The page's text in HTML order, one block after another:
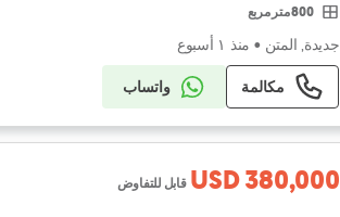
800 متر مربع
جديدة, المتن • منذ ١ أسبوع
مكالمة واتساب
USD 380,000 قابل للتفاوض